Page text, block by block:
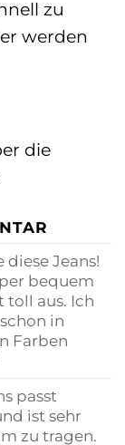
zu
werden
die
diese Jeans!
bequem
toll aus. Ich
in
Farben
passt
ist sehr
zu tragen.